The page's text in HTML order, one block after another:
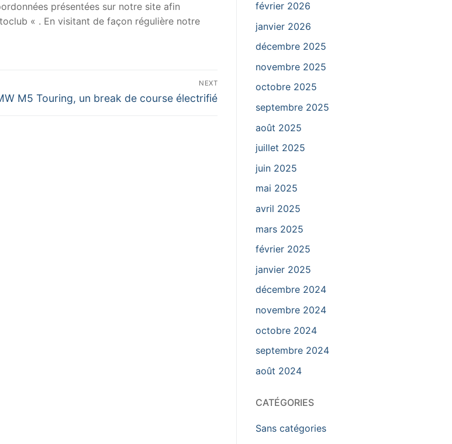
présentées sur notre site afin
« . En visitant de façon régulière notre
NEXT
M5 Touring, un break de course électrifié
février 2026
janvier 2026
décembre 2025
novembre 2025
octobre 2025
septembre 2025
août 2025
juillet 2025
juin 2025
mai 2025
avril 2025
mars 2025
février 2025
janvier 2025
décembre 2024
novembre 2024
octobre 2024
septembre 2024
août 2024
CATÉGORIES
Sans catégories